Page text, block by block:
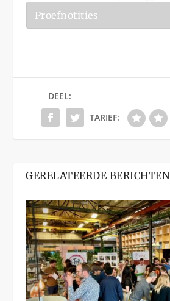
Proefnotities
DEEL:
TARIEF:
GERELATEERDE BERICHTEN